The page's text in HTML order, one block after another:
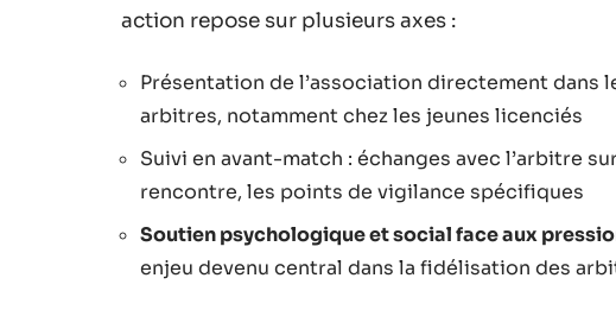
action repose sur plusieurs axes :
Présentation de l’association directement
arbitres, notamment chez les jeunes licenciés
Suivi en avant-match : échanges avec l’arbitre
rencontre, les points de vigilance spécifiques
Soutien psychologique et social face aux
enjeu devenu central dans la fidélisation des